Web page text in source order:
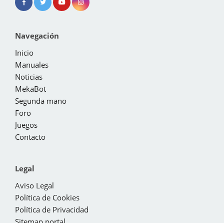
Navegación
Inicio
Manuales
Noticias
MekaBot
Segunda mano
Foro
Juegos
Contacto
Legal
Aviso Legal
Política de Cookies
Política de Privacidad